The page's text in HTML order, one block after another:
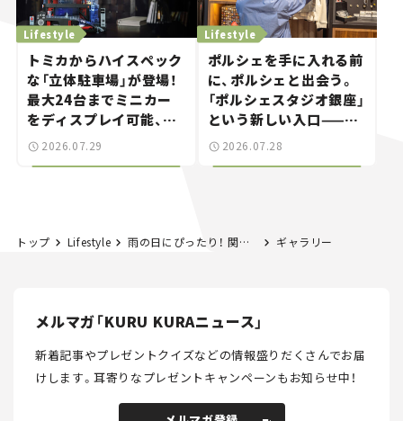
トミカからハイスペック
な「立体駐車場」が登場！
最大24台までミニカー
をディスプレイ可能、特
別な「日産 GT-R
Lifestyle
2026.07.29
ポルシェを手に入れる前
に、ポルシェと出会う。
「ポルシェスタジオ銀座」
という新しい入口——連
載｜CCGとクルマでどう
Lifestyle
2026.07.28
トップ Lifestyle 雨の日にぴったり！ 関東にあるクルマで行けるおでかけ＆ドライブスポット厳選20選 ギャラリー
メルマガ「KURU KURAニュース」
新着記事やプレゼントクイズなどの情報盛りだくさんでお届
けします。耳寄りなプレゼントキャンペーンもお知らせ中！